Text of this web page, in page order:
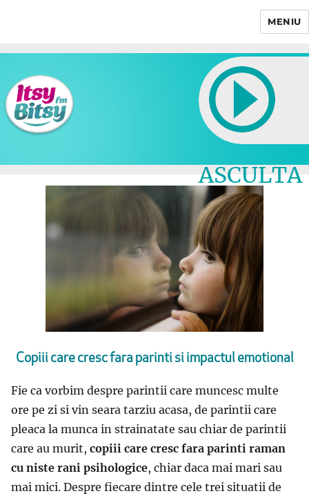
MENIU
ASCULTA
LIVE
Copiii care cresc fara parinti si impactul emotional
Fie ca vorbim despre parintii care muncesc multe
ore pe zi si vin seara tarziu acasa, de parintii care
pleaca la munca in strainatate sau chiar de parintii
care au murit, copiii care cresc fara parinti raman
cu niste rani psihologice, chiar daca mai mari sau
mai mici. Despre fiecare dintre cele trei situatii de